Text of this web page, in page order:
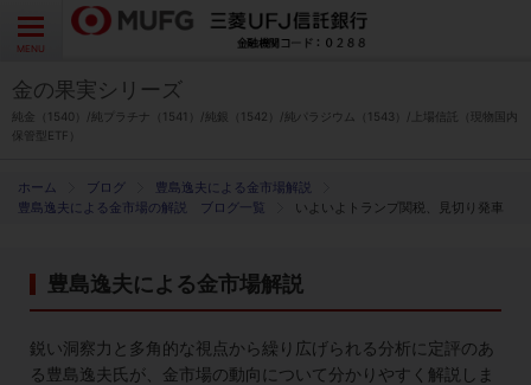
CLOSE
MENU
ブログ
豊島逸夫による金市場解説
豊島逸夫による金市場の解説 ブログ一覧
いよいよトランプ関税、見切り発車
豊島逸夫による金市場解説
鋭い洞察力と多角的な視点から繰り広げられる分析に定評のあ
る豊島逸夫氏が、金市場の動向について分かりやすく解説しま
金の果実シリーズ
純金（1540）/純プラチナ（1541）/純銀（1542）/純パラジウム（1543）/上場信託（現物国内
保管型ETF）
金の果実シリーズとは
特徴とメリット
各種お手続き
ブログ
よくあるご質問 お問い合わせ